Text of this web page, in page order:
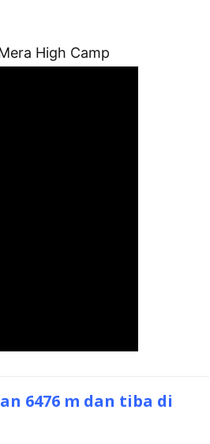
High Camp
6476 m dan tiba di